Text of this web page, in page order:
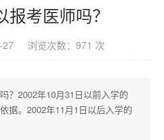
考医师吗？
27 浏览次数：971 次
？2002年10月31日以前入学的
据。2002年11月1日以后入学的